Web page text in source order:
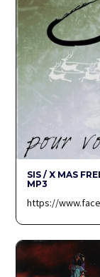
SIS / X MAS
MP3
https://